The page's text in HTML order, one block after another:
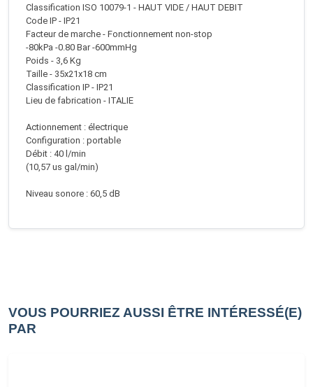
Classification ISO 10079-1 - HAUT VIDE / HAUT DEBIT
Code IP - IP21
Facteur de marche - Fonctionnement non-stop
-80kPa -0.80 Bar -600mmHg
Poids - 3,6 Kg
Taille - 35x21x18 cm
Classification IP - IP21
Lieu de fabrication - ITALIE
Actionnement : électrique
Configuration : portable
Débit : 40 l/min
(10,57 us gal/min)
Niveau sonore : 60,5 dB
VOUS POURRIEZ AUSSI ÊTRE INTÉRESSÉ(E)
PAR